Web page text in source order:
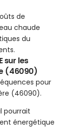
de
chaude
du
sur les
(46090)
pour
(46090).
pourrait
énergétique